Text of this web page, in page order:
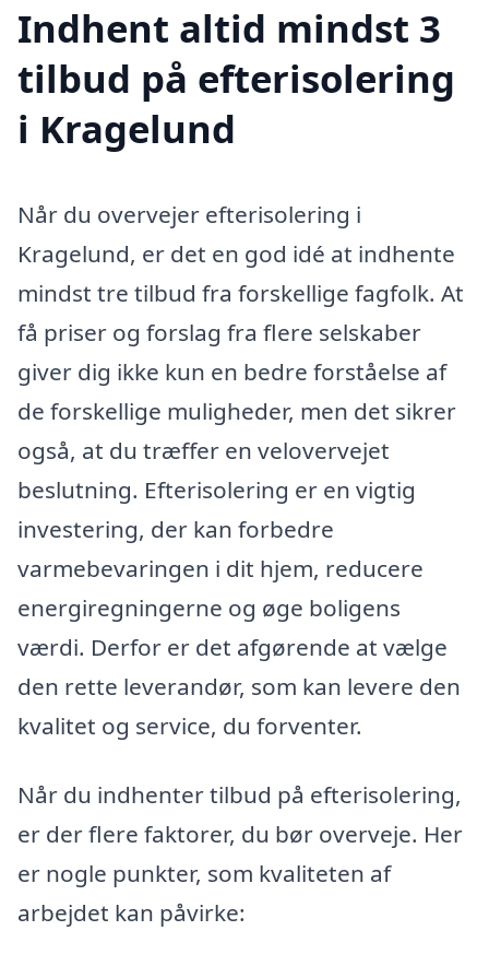
Indhent altid mindst 3
tilbud på efterisolering
i Kragelund
Når du overvejer efterisolering i
Kragelund, er det en god idé at indhente
mindst tre tilbud fra forskellige fagfolk. At
få priser og forslag fra flere selskaber
giver dig ikke kun en bedre forståelse af
de forskellige muligheder, men det sikrer
også, at du træffer en velovervejet
beslutning. Efterisolering er en vigtig
investering, der kan forbedre
varmebevaringen i dit hjem, reducere
energiregningerne og øge boligens
værdi. Derfor er det afgørende at vælge
den rette leverandør, som kan levere den
kvalitet og service, du forventer.
Når du indhenter tilbud på efterisolering,
er der flere faktorer, du bør overveje. Her
er nogle punkter, som kvaliteten af
arbejdet kan påvirke: